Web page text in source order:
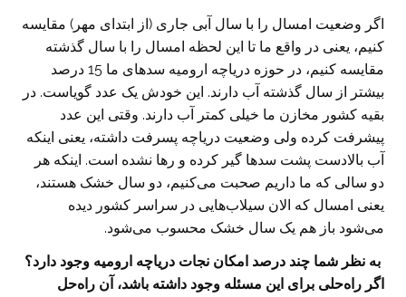
اگر وضعیت امسال را با سال آبی جاری (از ابتدای مهر) مقایسه
کنیم، یعنی در واقع ما تا این لحظه امسال را با سال گذشته
مقایسه کنیم، در حوزه دریاچه ارومیه سدهای ما 15 درصد
بیشتر از سال گذشته آب دارند. این خودش یک عدد گویاست. در
بقیه کشور مخازن ما خیلی کمتر آب دارند. وقتی این عدد
پیشرفت کرده ولی وضعیت دریاچه پسرفت داشته، یعنی اینکه
آب بالادست پشت‌ سدها گیر کرده و رها نشده است. اینکه هر
دو سالی که ما داریم صحبت می‌کنیم، دو سال خشک هستند،
یعنی امسال که الان سیلاب‌هایی در سراسر کشور دیده
می‌شود باز هم یک سال خشک محسوب می‌شود.
‌ به نظر شما چند درصد امکان نجات دریاچه ارومیه وجود دارد؟
اگر راه‌حلی برای این مسئله وجود داشته باشد، آن راه‌حل